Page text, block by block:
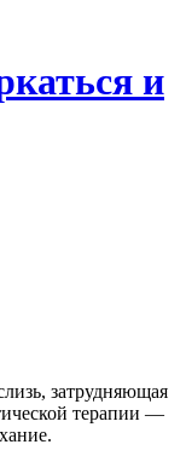
и
терапии —